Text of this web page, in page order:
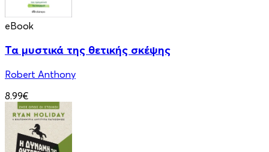
eBook
Τα μυστικά της θετικής σκέψης
Robert Anthony
8.99€